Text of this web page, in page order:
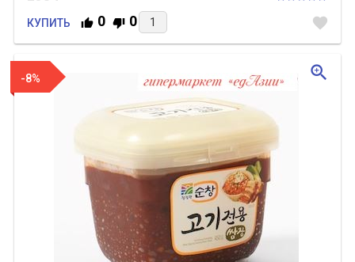
КУПИТЬ 0 0 favorite
-8% zoom_in